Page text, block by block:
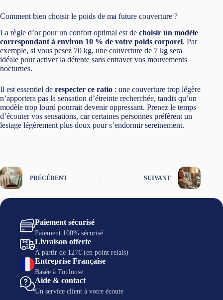
Comment bien choisir le poids de ma future couverture ?
La règle d’or pour un confort optimal est de choisir un modèle
correspondant à environ 10 % de votre poids corporel. Par
exemple, si vous pesez 70 kg, une couverture de 7 kg sera
idéale pour activer la détente sans entraver vos mouvements
nocturnes.
Il est essentiel de respecter ce ratio : une couverture trop légère
n’apportera pas la sensation d’étreinte recherchée, tandis qu’un
modèle trop lourd pourrait devenir oppressant. Prenez le temps
d’écouter vos sensations, car certaines personnes préfèrent un
lestage légèrement plus doux pour s’endormir sereinement.
PRÉCÉDENT SUIVANT
Paiement sécurisé
Paiement 100% sécurisé
Livraison offerte
À partir de 127€ (en point relais)
Entreprise Française
Basée à Toulouse
Aide & contact
Un service client à votre écoute